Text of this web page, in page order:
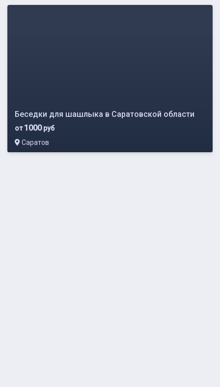
Беседки для шашлыка в Саратовской области
от1000руб
Саратов